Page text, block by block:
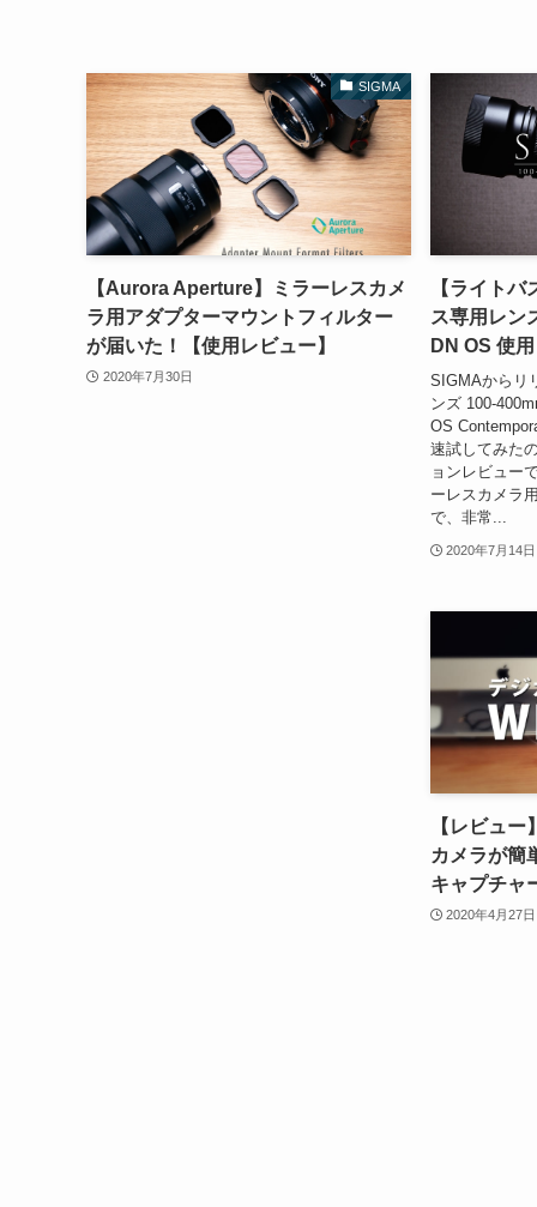
SIGMA
【Aurora Aperture】ミラーレスカメ
ラ用アダプターマウントフィルター
が届いた！【使用レビュー】
2020年7月30日
【ライト
ス専用レン
DN OS 使
SIGMAからリ
ンズ 100-
OS
速試してみた
ョンレビュー
ーレスカメラ
で、非常...
2020年7月14日
【レビュ
カメラが簡
キャプチャ
2020年4月27日